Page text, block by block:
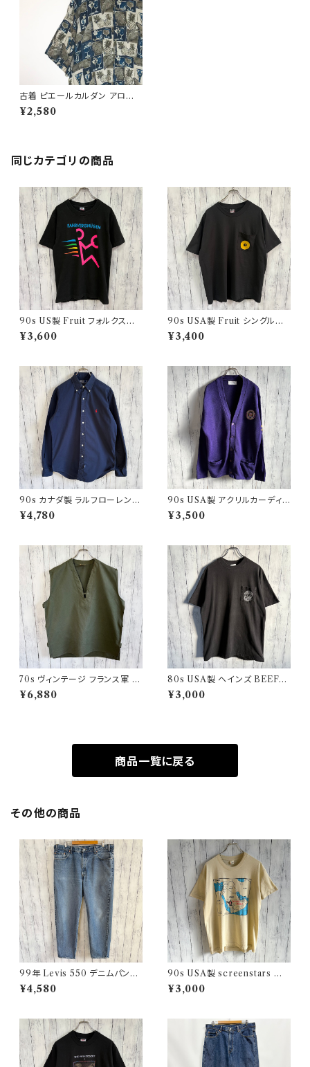
古着 ピエールカルダン アロハ
シャツ ビンテージ 柄シャツ 半
袖 ハワイアン
¥2,580
同じカテゴリの商品
90s US製 Fruit フォルクスワ
ーゲン シングルステッチTシャツ
ヴィンテージTシャツ アド 企業
¥3,600
90s USA製 Fruit シングルス
テッチTシャツ ポケットT scree
nstars ヴィンテージ
¥3,400
90s カナダ製 ラルフローレン
ボタンダウンシャツ Ralph Laur
en
¥4,780
90s USA製 アクリルカーディガ
ン レタード 紫 アメリカ製
¥3,500
70s ヴィンテージ フランス軍 G
AOベスト ミリタリーベスト ユ
ーロミリタリー
¥6,880
80s USA製 ヘインズ BEEFY
シングルステッチTシャツ ヴィン
テージTシャツ ポケT
¥3,000
商品一覧に戻る
その他の商品
99年 Levis 550 デニムパンツ
ワイドデニム リーバイス ヴィン
テージ 21
¥4,580
90s USA製 screenstars 湾
岸戦争 シングルステッチTシャ
ツ ヴィンテージTシャツ
¥3,000